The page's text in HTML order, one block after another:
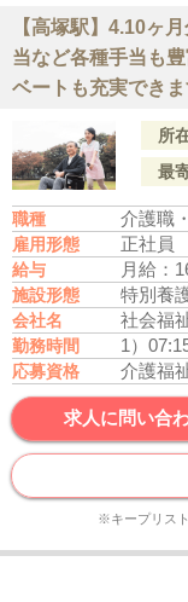
【高塚駅】4.10ヶ
当など各種手当も
ベートも充実でき
所
最
職種 介護職
雇用形態 正社員
給与 月給：
施設形態 特別養
会社名 社会福
勤務時間 1）
応募資格
求人に問い合
※キープリス